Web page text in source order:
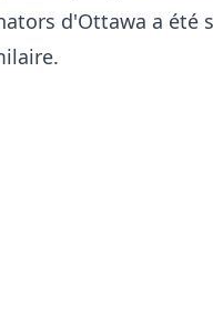
d'Ottawa a été